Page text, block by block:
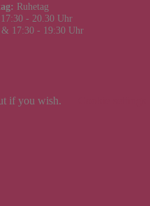
Ruhetag
17:30 - 20.30 Uhr
17:30 - 19:30 Uhr
if you wish.